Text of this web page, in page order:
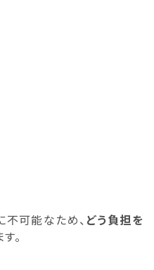
不可能なため、 どう負担を
。